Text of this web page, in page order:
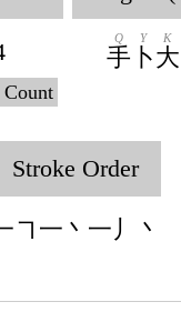
Count
手
Q
卜
Y
大
K
Stroke Order
㇕一丶一丿丶